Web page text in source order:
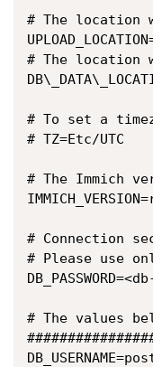
# The location
# The location
# To set a
# TZ=Etc/UTC
# The Immich
# Connection
# Please use
# The values